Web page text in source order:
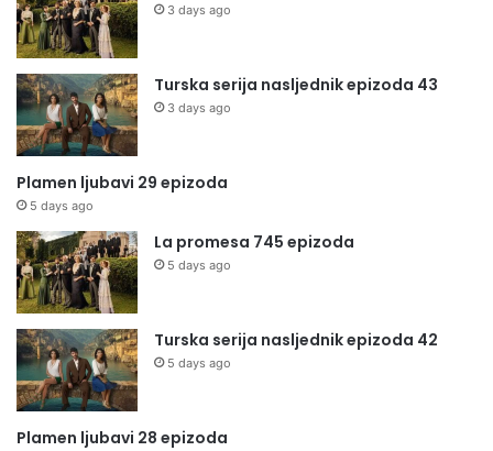
3 days ago
Turska serija nasljednik epizoda 43
3 days ago
Plamen ljubavi 29 epizoda
5 days ago
La promesa 745 epizoda
5 days ago
Turska serija nasljednik epizoda 42
5 days ago
Plamen ljubavi 28 epizoda